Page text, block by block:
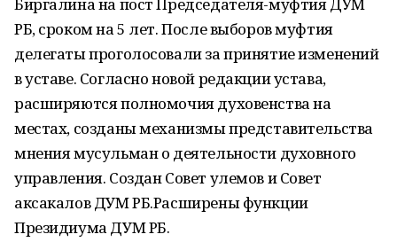
РБ, сроком на 5 лет. После выборов муфтия
делегаты проголосовали за принятие изменений
в уставе. Согласно новой редакции устава,
расширяются полномочия духовенства на
местах, созданы механизмы представительства
мнения мусульман о деятельности духовного
управления. Создан Совет улемов и Совет
аксакалов ДУМ РБ.Расширены функции
Президиума ДУМ РБ.